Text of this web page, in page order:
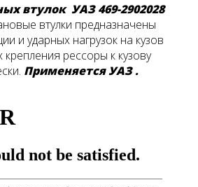
втулок УАЗ 469-2902028
втулки предназначены
и ударных нагрузок на кузов
рессоры к кузову
Применяется УАЗ .